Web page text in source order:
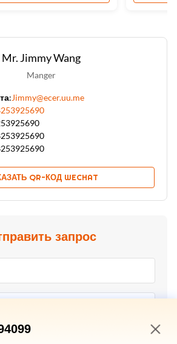
Mr. Jimmy Wang
Manger
Jimmy@ecer.uu.me
QR-КОД WECHAT
запрос